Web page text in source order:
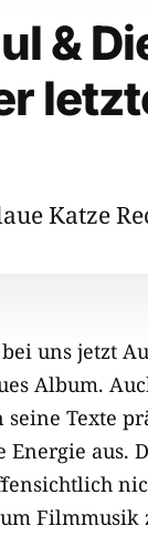
&
Katze
uns jetzt
Album.
Texte
aus.